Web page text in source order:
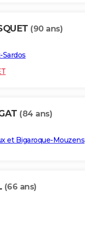
(90 ans)
Sardos
(84 ans)
et Bigaroque-Mouzens
(66 ans)